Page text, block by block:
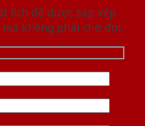
lịch để được sắp xếp
không phải chờ đợi.